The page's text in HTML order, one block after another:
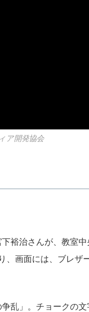
ア開発協会
裕治さんが、教室
、画面には、ブレザ
乱」。チョークの